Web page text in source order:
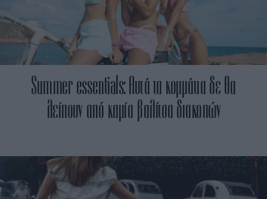
Summer essentials: Αυτά τα κομμάτια δε θα
λείπουν από καμία βαλίτσα διακοπών